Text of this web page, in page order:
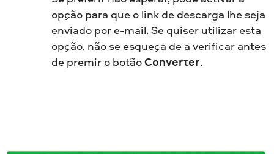
opção para que o link de descarga lhe seja
enviado por e-mail. Se quiser utilizar esta
opção, não se esqueça de a verificar antes
de premir o botãoConverter.